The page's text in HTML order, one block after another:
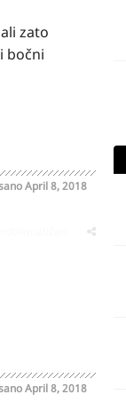
zato
bočni
April 8, 2018
April 8, 2018